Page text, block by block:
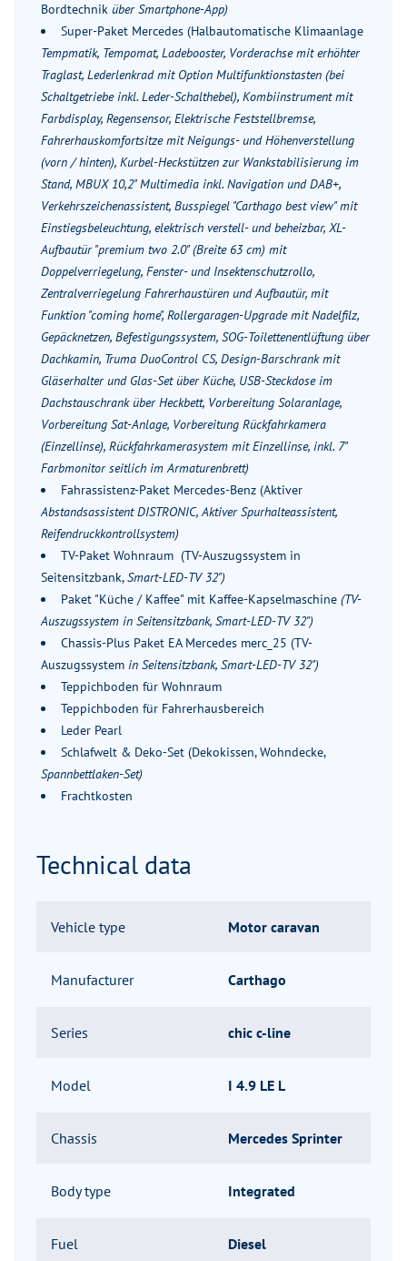
Bordtechnik über Smartphone-App)
Super-Paket Mercedes (Halbautomatische Klimaanlage
Tempmatik, Tempomat, Ladebooster, Vorderachse mit erhöhter
Traglast, Lederlenkrad mit Option Multifunktionstasten (bei
Schaltgetriebe inkl. Leder-Schalthebel), Kombiinstrument mit
Farbdisplay, Regensensor, Elektrische Feststellbremse,
Fahrerhauskomfortsitze mit Neigungs- und Höhenverstellung
(vorn / hinten), Kurbel-Heckstützen zur Wankstabilisierung im
Stand, MBUX 10,2" Multimedia inkl. Navigation und DAB+,
Verkehrszeichenassistent, Busspiegel "Carthago best view" mit
Einstiegsbeleuchtung, elektrisch verstell- und beheizbar, XL-
Aufbautür "premium two 2.0" (Breite 63 cm) mit
Doppelverriegelung, Fenster- und Insektenschutzrollo,
Zentralverriegelung Fahrerhaustüren und Aufbautür, mit
Funktion "coming home", Rollergaragen-Upgrade mit Nadelfilz,
Gepäcknetzen, Befestigungssystem, SOG-Toilettenentlüftung über
Dachkamin, Truma DuoControl CS, Design-Barschrank mit
Gläserhalter und Glas-Set über Küche, USB-Steckdose im
Dachstauschrank über Heckbett, Vorbereitung Solaranlage,
Vorbereitung Sat-Anlage, Vorbereitung Rückfahrkamera
(Einzellinse), Rückfahrkamerasystem mit Einzellinse, inkl. 7"
Farbmonitor seitlich im Armaturenbrett)
Fahrassistenz-Paket Mercedes-Benz (Aktiver
Abstandsassistent DISTRONIC, Aktiver Spurhalteassistent,
Reifendruckkontrollsystem)
TV-Paket Wohnraum (TV-Auszugssystem in
Seitensitzbank,Smart-LED-TV 32")
Paket "Küche / Kaffee" mit Kaffee-Kapselmaschine (TV-
Auszugssystem in Seitensitzbank, Smart-LED-TV 32")
Chassis-Plus Paket EA Mercedes merc_25 (TV-
Auszugssystem in Seitensitzbank, Smart-LED-TV 32")
Teppichboden für Wohnraum
Teppichboden für Fahrerhausbereich
Leder Pearl
Schlafwelt & Deko-Set (Dekokissen, Wohndecke,
Spannbettlaken-Set)
Frachtkosten
Technical data
Vehicle type Motor caravan
Manufacturer Carthago
Series chic c-line
Model I 4.9 LE L
Chassis Mercedes Sprinter
Body type Integrated
Fuel Diesel